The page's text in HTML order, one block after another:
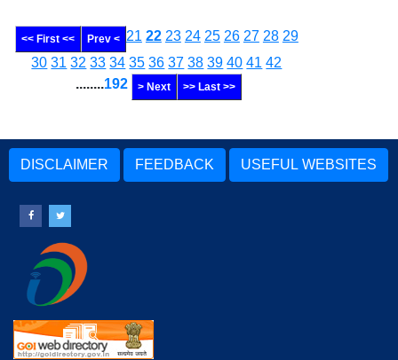
<< First << Prev < 21 22 23 24 25 26 27 28 29
30 31 32 33 34 35 36 37 38 39 40 41 42
........192 > Next >> Last >>
DISCLAIMER FEEDBACK USEFUL WEBSITES